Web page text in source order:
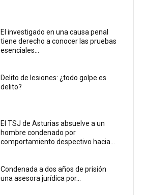
El investigado en una causa penal
tiene derecho a conocer las pruebas
esenciales...
Delito de lesiones: ¿todo golpe es
delito?
El TSJ de Asturias absuelve a un
hombre condenado por
comportamiento despectivo hacia...
Condenada a dos años de prisión
una asesora jurídica por...